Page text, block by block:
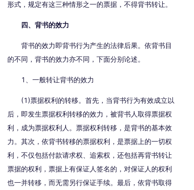
形式，规定有这三种情形之一的票据，不得背书转让。
四、背书的效力
背书的效力即背书行为产生的法律后果。依背书目
的不同，背书的效力亦不同，下面分别论述。
1、一般转让背书的效力
(1)票据权利的转移。首先，当背书行为有效成立以
后，即发生票据权利转移的效力，被背书人取得票据权
利，成为票据权利人。票据权利转移，是背书的基本效
力。其次，依背书转移的票据权利，是票据上的一切权
利，不仅包括付款请求权、追索权，还包括再背书转让
票据的权利，票据上有保证人签名的，对保证人的权利
也一并转移，而无需另行保证手续。最后，依背书取得